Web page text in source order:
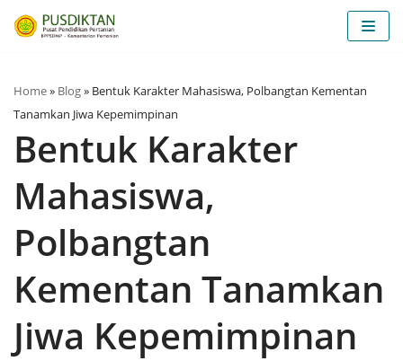
Skip
to
Home» Blog» Bentuk Karakter Mahasiswa, Polbangtan Kementan
Tanamkan Jiwa Kepemimpinan
Bentuk Karakter
Mahasiswa,
Polbangtan
Kementan Tanamkan
Jiwa Kepemimpinan